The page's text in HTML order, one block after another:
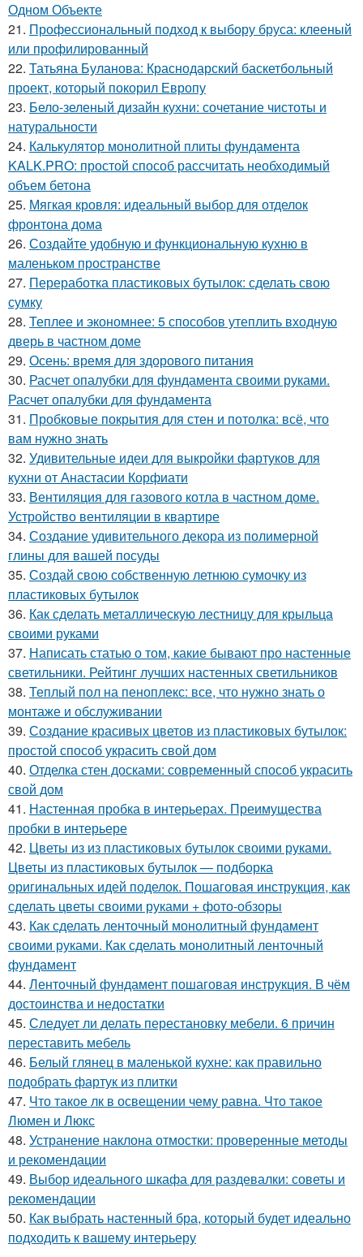
Одном Объекте
21. Профессиональный подход к выбору бруса: клееный
или профилированный
22. Татьяна Буланова: Краснодарский баскетбольный
проект, который покорил Европу
23. Бело-зеленый дизайн кухни: сочетание чистоты и
натуральности
24. Калькулятор монолитной плиты фундамента
KALK.PRO: простой способ рассчитать необходимый
объем бетона
25. Мягкая кровля: идеальный выбор для отделок
фронтона дома
26. Создайте удобную и функциональную кухню в
маленьком пространстве
27. Переработка пластиковых бутылок: сделать свою
сумку
28. Теплее и экономнее: 5 способов утеплить входную
дверь в частном доме
29. Осень: время для здорового питания
30. Расчет опалубки для фундамента своими руками.
Расчет опалубки для фундамента
31. Пробковые покрытия для стен и потолка: всё, что
вам нужно знать
32. Удивительные идеи для выкройки фартуков для
кухни от Анастасии Корфиати
33. Вентиляция для газового котла в частном доме.
Устройство вентиляции в квартире
34. Создание удивительного декора из полимерной
глины для вашей посуды
35. Создай свою собственную летнюю сумочку из
пластиковых бутылок
36. Как сделать металлическую лестницу для крыльца
своими руками
37. Написать статью о том, какие бывают про настенные
светильники. Рейтинг лучших настенных светильников
38. Теплый пол на пеноплекс: все, что нужно знать о
монтаже и обслуживании
39. Создание красивых цветов из пластиковых бутылок:
простой способ украсить свой дом
40. Отделка стен досками: современный способ украсить
свой дом
41. Настенная пробка в интерьерах. Преимущества
пробки в интерьере
42. Цветы из из пластиковых бутылок своими руками.
Цветы из пластиковых бутылок — подборка
оригинальных идей поделок. Пошаговая инструкция, как
сделать цветы своими руками + фото-обзоры
43. Как сделать ленточный монолитный фундамент
своими руками. Как сделать монолитный ленточный
фундамент
44. Ленточный фундамент пошаговая инструкция. В чём
достоинства и недостатки
45. Следует ли делать перестановку мебели. 6 причин
переставить мебель
46. Белый глянец в маленькой кухне: как правильно
подобрать фартук из плитки
47. Что такое лк в освещении чему равна. Что такое
Люмен и Люкс
48. Устранение наклона отмостки: проверенные методы
и рекомендации
49. Выбор идеального шкафа для раздевалки: советы и
рекомендации
50. Как выбрать настенный бра, который будет идеально
подходить к вашему интерьеру